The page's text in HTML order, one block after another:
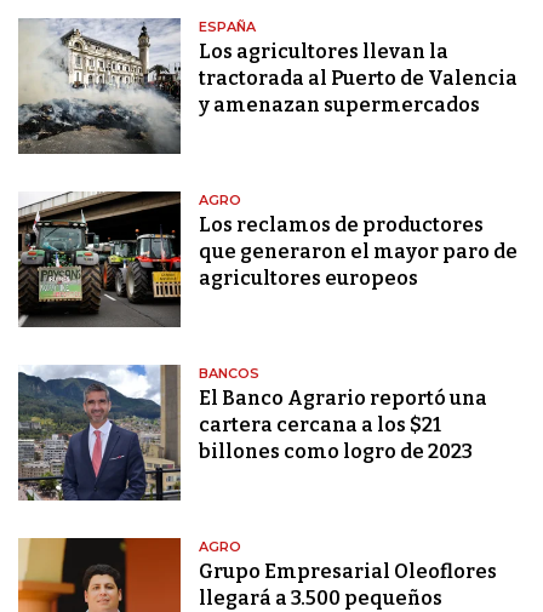
ESPAÑA
Los agricultores llevan la
tractorada al Puerto de Valencia
y amenazan supermercados
AGRO
Los reclamos de productores
que generaron el mayor paro de
agricultores europeos
BANCOS
El Banco Agrario reportó una
cartera cercana a los $21
billones como logro de 2023
AGRO
Grupo Empresarial Oleoflores
llegará a 3.500 pequeños